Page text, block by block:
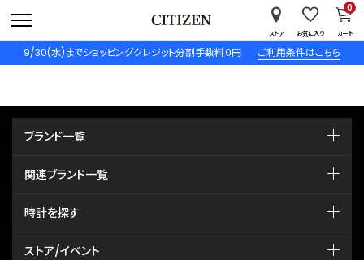
9/30(水)までショッピングクレジット分割手数料０円 ご利用条件はこちら
ストア お気に入り カート
0
ブランド一覧
関連ブランド一覧
時計を探す
ストア/イベント